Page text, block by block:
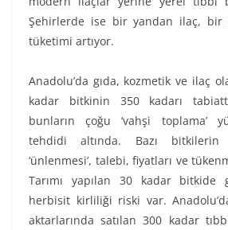
Şehirlerde ise bir yandan ilaç, bir
tüketimi artıyor.
Anadolu’da gıda, kozmetik ve ilaç
kadar bitkinin 350 kadarı
bunların çoğu ‘vahşi toplama’
tehdidi altında. Bazı bitkilerin
‘ünlenmesi’, talebi, fiyatları ve
Tarımı yapılan 30 kadar bitkide
herbisit kirliliği riski var.
aktarlarında satılan 300 kadar